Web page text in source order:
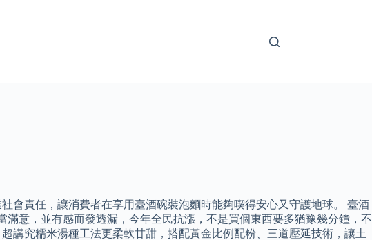
會責任，讓消費者在享用臺酒碗裝泡麵時能夠喫得安心又守護地球。 臺酒
意，並有感而發透漏，今年全民抗漲，不是買個東西要多猶豫幾分鐘，不
講究糯米湯種工法更柔軟甘甜，搭配黃金比例配粉、三道壓延技術，讓土